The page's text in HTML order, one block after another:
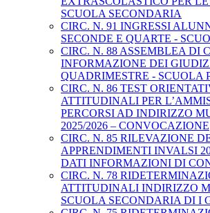
SCUOLA SECONDARIA
CIRC. N. 91 INGRESSI
SECONDE E QUARTE -
CIRC. N. 88 ASSEMBLEA DI
INFORMAZIONE DEI
QUADRIMESTRE - SCUOLA
CIRC. N. 86 TEST
ATTITUDINALI PER
PERCORSI AD INDIRIZZO
2025/2026 – CONVOCAZIONE
CIRC. N. 85 RILEVAZIONE
APPRENDIMENTI INVALSI
DATI INFORMAZIONI DI
CIRC. N. 78
ATTITUDINALI INDIRIZZO
SCUOLA SECONDARIA DI I